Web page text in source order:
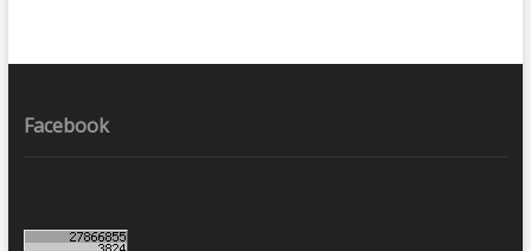
Facebook